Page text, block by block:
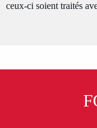
ceux-ci soient traités